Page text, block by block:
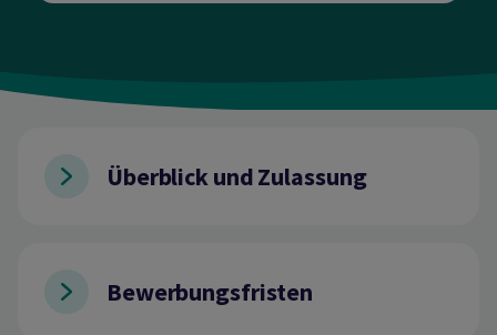
Überblick und Zulassung
Bewerbungsfristen